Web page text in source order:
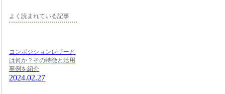
よく読まれている記事
コンポジションレザーと
は何か？その特徴と活用
事例を紹介
2024.02.27